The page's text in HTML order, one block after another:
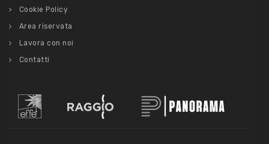
Cookie Policy
Area riservata
Lavora con noi
Contatti